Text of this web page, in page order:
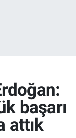
başarı
attık